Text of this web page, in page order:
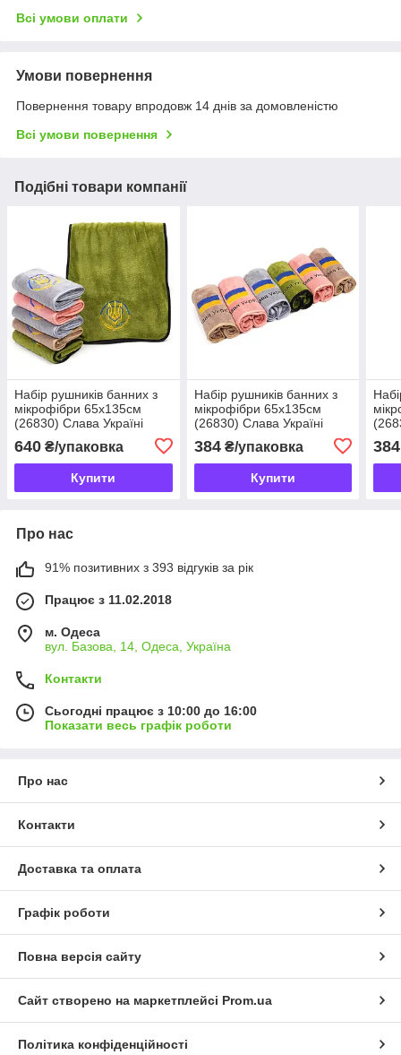
Всі умови оплати
Умови повернення
Повернення товару впродовж 14 днів за домовленістю
Всі умови повернення
Подібні товари компанії
Набір рушників банних з
мікрофібри 65х135см
(26830) Слава Україні
640 ₴/упаковка
Купити
Набір рушників банних з
мікрофібри 65х135см
(26830) Слава Україні
384₴/упаковка
Купити
384
Про нас
91% позитивних з 393 відгуків за рік
Працює з 11.02.2018
м. Одеса
вул. Базова, 14, Одеса, Україна
Контакти
Сьогодні працює з 10:00 до 16:00
Показати весь графік роботи
Про нас
Контакти
Доставка та оплата
Графік роботи
Повна версія сайту
Сайт створено на маркетплейсі Prom.ua
Політика конфіденційності